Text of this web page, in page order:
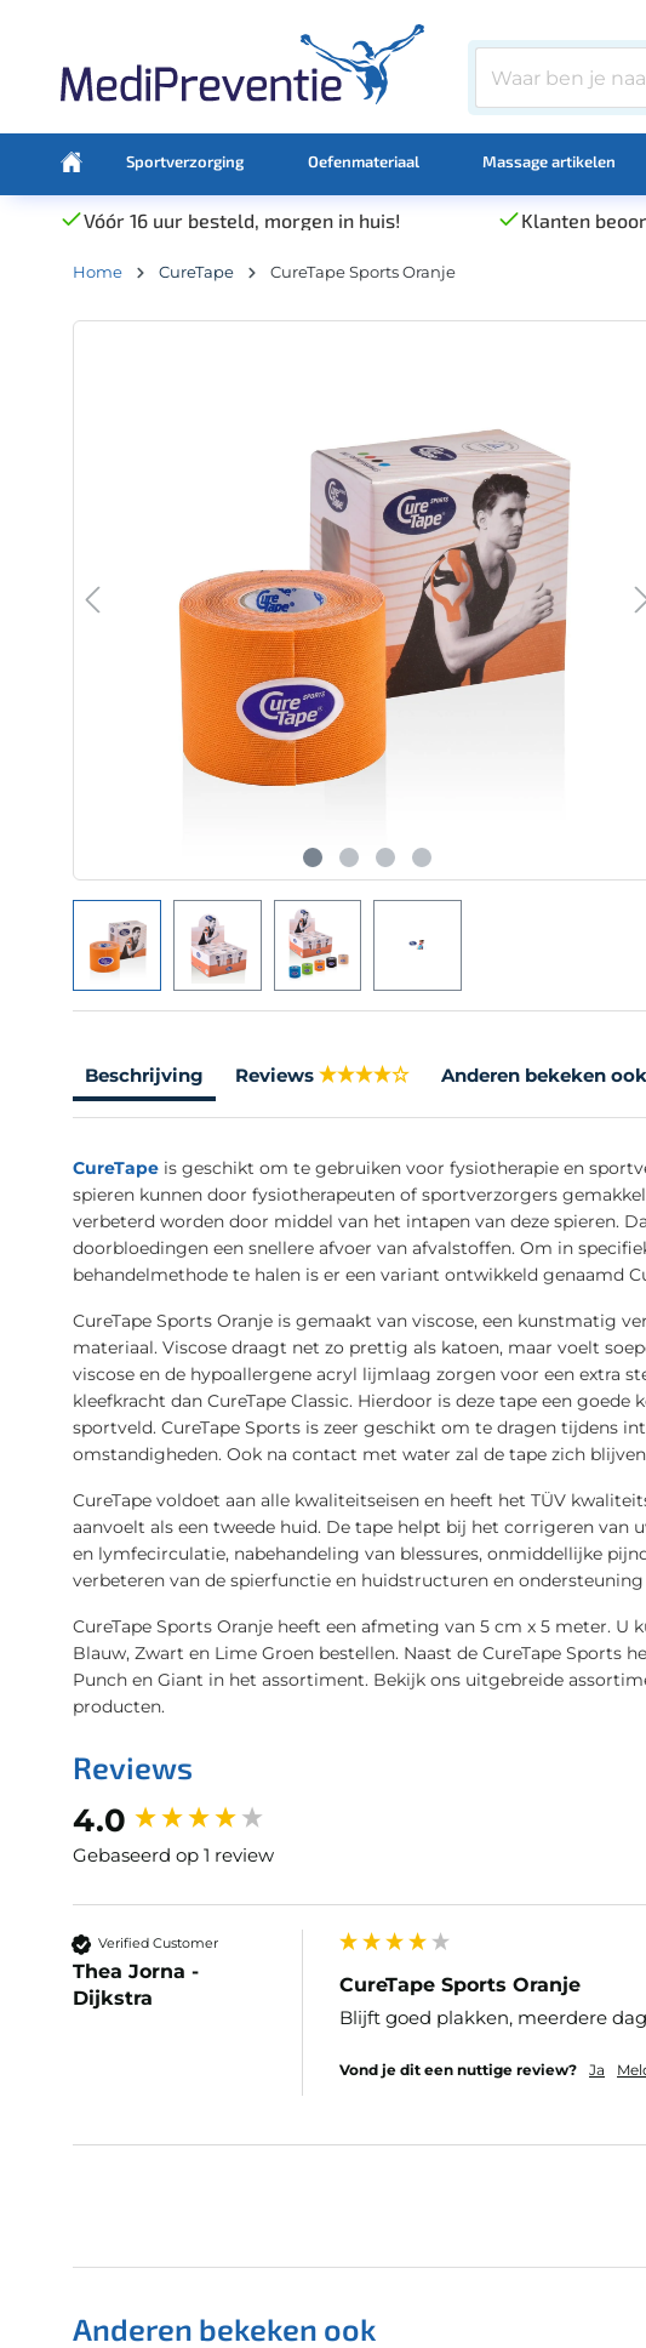
Sportverzorging Oefenmateriaal Massage artikelen
Vóór 16 uur besteld, morgen in huis! Klanten
Home CureTape CureTape Sports Oranje
Beschrijving Reviews Anderen bekeken ook
CureTape is geschikt om te gebruiken voor fysiotherapie en
spieren kunnen door fysiotherapeuten of sportverzorgers
verbeterd worden door middel van het intapen van deze spieren.
doorbloedingen een snellere afvoer van afvalstoffen. Om in
behandelmethode te halen is er een variant ontwikkeld genaamd
CureTape Sports Oranje is gemaakt van viscose, een kunstmatig
materiaal. Viscose draagt net zo prettig als katoen, maar voelt
viscose en de hypoallergene acryl lijmlaag zorgen voor een extra
kleefkracht dan CureTape Classic. Hierdoor is deze tape een
sportveld. CureTape Sports is zeer geschikt om te dragen tijdens
omstandigheden. Ook na contact met water zal de tape zich
CureTape voldoet aan alle kwaliteitseisen en heeft het TÜV
aanvoelt als een tweede huid. De tape helpt bij het corrigeren van
en lymfecirculatie, nabehandeling van blessures, onmiddellijke
verbeteren van de spierfunctie en huidstructuren en
CureTape Sports Oranje heeft een afmeting van 5 cm x 5 meter. U
Blauw, Zwart en Lime Groen bestellen. Naast de CureTape Sports
Punch en Giant in het assortiment. Bekijk ons uitgebreide
producten.
Reviews
4.0
Gebaseerd op 1 review
Verified Customer
Thea Jorna -
Dijkstra
CureTape Sports Oranje
Blijft goed plakken, meerdere
Vond je dit een nuttige review? Ja
New content loaded
Anderen bekeken ook